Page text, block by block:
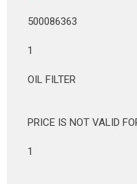
500086363
1
OIL FILTER
PRICE IS NOT VALID
1